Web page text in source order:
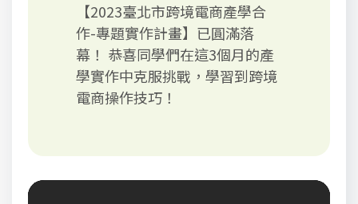
【2023臺北市跨境電商產學合
作-專題實作計畫】已圓滿落
幕！ 恭喜同學們在這3個月的產
學實作中克服挑戰，學習到跨境
電商操作技巧！